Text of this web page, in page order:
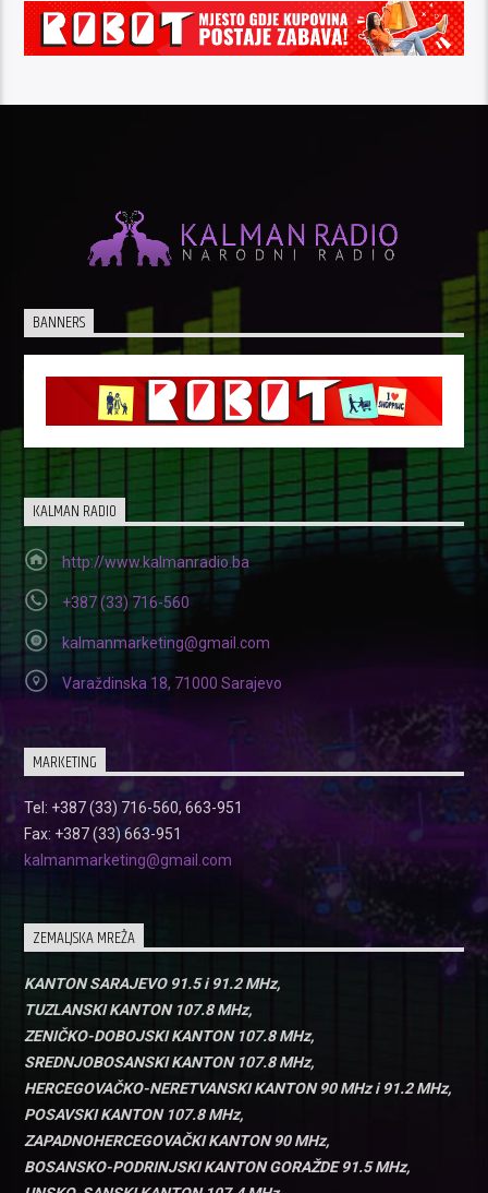
BANNERS
KALMAN RADIO
http://www.kalmanradio.ba
+387 (33) 716-560
kalmanmarketing@gmail.com
Varaždinska 18, 71000 Sarajevo
MARKETING
Tel: +387 (33) 716-560, 663-951
Fax: +387 (33) 663-951
kalmanmarketing@gmail.com
ZEMALJSKA MREŽA
KANTON SARAJEVO 91.5 i 91.2 MHz,
TUZLANSKI KANTON 107.8 MHz,
ZENIČKO-DOBOJSKI KANTON 107.8 MHz,
SREDNJOBOSANSKI KANTON 107.8 MHz,
HERCEGOVAČKO-NERETVANSKI KANTON 90 MHz i 91.2 MHz,
POSAVSKI KANTON 107.8 MHz,
ZAPADNOHERCEGOVAČKI KANTON 90 MHz,
BOSANSKO-PODRINJSKI KANTON GORAŽDE 91.5 MHz,